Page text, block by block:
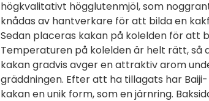
+86
högkvalitativt högglutenmjöl, som
knådas av hantverkare för att bilda en
Sedan placeras kakan på kolelden för att
Temperaturen på kolelden är helt rätt, så
kakan gradvis avger en attraktiv arom
gräddningen. Efter att ha tillagats har Baiji-
kakan en unik form, som en järnring.